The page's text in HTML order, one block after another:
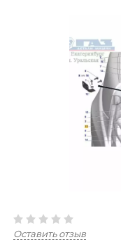
Оставить отзыв